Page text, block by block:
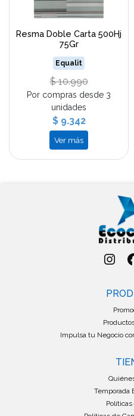
Resma Doble Carta 500Hj
75Gr
Equalit
$ 10.990
Por compras desde 3
unidades
$ 9.342
Ver más
Impulsa tu Negocio
Temporada